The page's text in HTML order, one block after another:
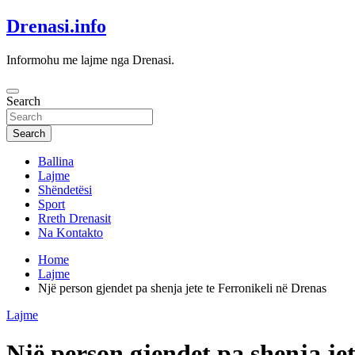
Skip
to
Drenasi.info
Informohu me lajme nga Drenasi.
Search
Search
Ballina
Lajme
Shëndetësi
Sport
Rreth Drenasit
Na Kontakto
Home
Lajme
Një person gjendet pa shenja jete te Ferronikeli në Drenas
Lajme